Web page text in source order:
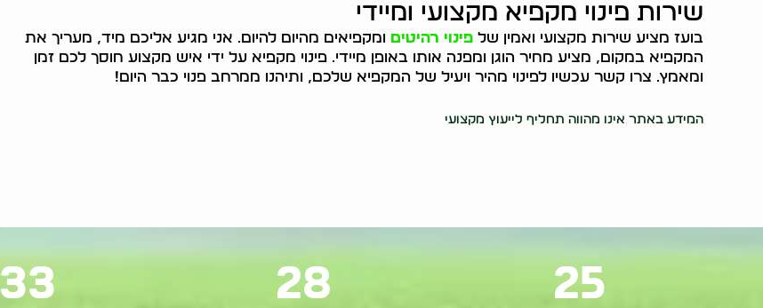
שירות פינוי מקפיא מקצועי ומיידי
בועז מציע שירות מקצועי ואמין שלפינוי רהיטים ומקפיאים מהיום להיום. אני מגיע אליכם מיד, מעריך את
המקפיא במקום, מציע מחיר הוגן ומפנה אותו באופן מיידי. פינוי מקפיא על ידי איש מקצוע חוסך לכם זמן
ומאמץ. צרו קשר עכשיו לפינוי מהיר ויעיל של המקפיא שלכם, ותיהנו ממרחב פנוי כבר היום!
המידע באתר אינו מהווה תחליף לייעוץ מקצועי
25
28
33